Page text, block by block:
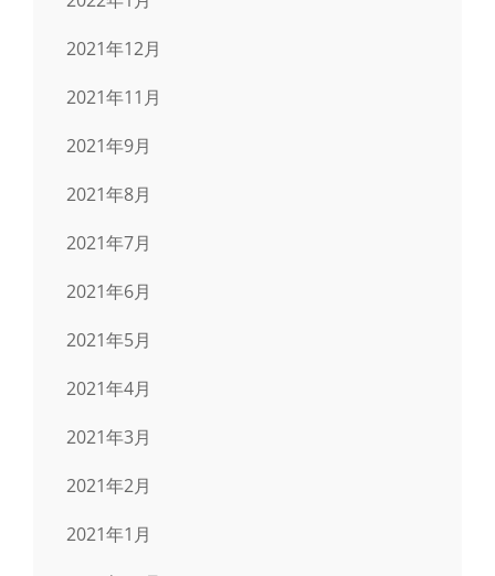
2021年12月
2021年11月
2021年9月
2021年8月
2021年7月
2021年6月
2021年5月
2021年4月
2021年3月
2021年2月
2021年1月